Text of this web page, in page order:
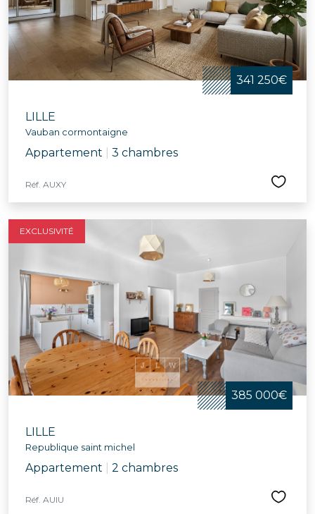
341 250€
LILLE
Vauban cormontaigne
Appartement 3 chambres
Réf. AUXY
EXCLUSIVITÉ
385 000€
LILLE
Republique saint michel
Appartement 2 chambres
Réf. AUIU